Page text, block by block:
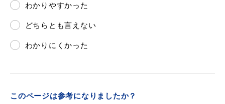
わかりやすかった
どちらとも言えない
わかりにくかった
このページは参考になりましたか？